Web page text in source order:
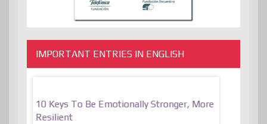
IMPORTANT ENTRIES IN ENGLISH
10 Keys To Be Emotionally Stronger, More
Resilient